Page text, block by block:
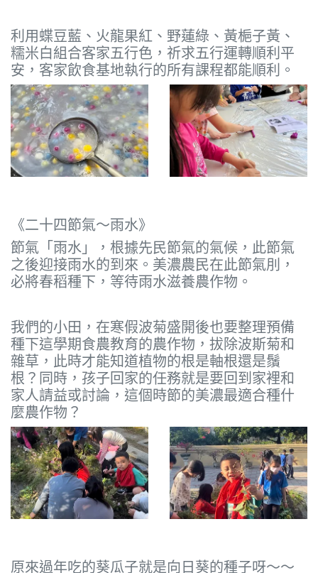
利用蝶豆藍、火龍果紅、野蓮綠、黃梔子黃、
糯米白組合客家五行色，祈求五行運轉順利平
安，客家飲食基地執行的所有課程都能順利。
《二十四節氣～雨水》
節氣「雨水」，根據先民節氣的氣候，此節氣
之後迎接雨水的到來。美濃農民在此節氣刖，
必將春稻種下，等待雨水滋養農作物。
我們的小田，在寒假波菊盛開後也要整理預備
種下這學期食農教育的農作物，拔除波斯菊和
雜草，此時才能知道植物的根是軸根還是鬚
根？同時，孩子回家的任務就是要回到家裡和
家人請益或討論，這個時節的美濃最適合種什
麼農作物？
原來過年吃的葵瓜子就是向日葵的種子呀～～